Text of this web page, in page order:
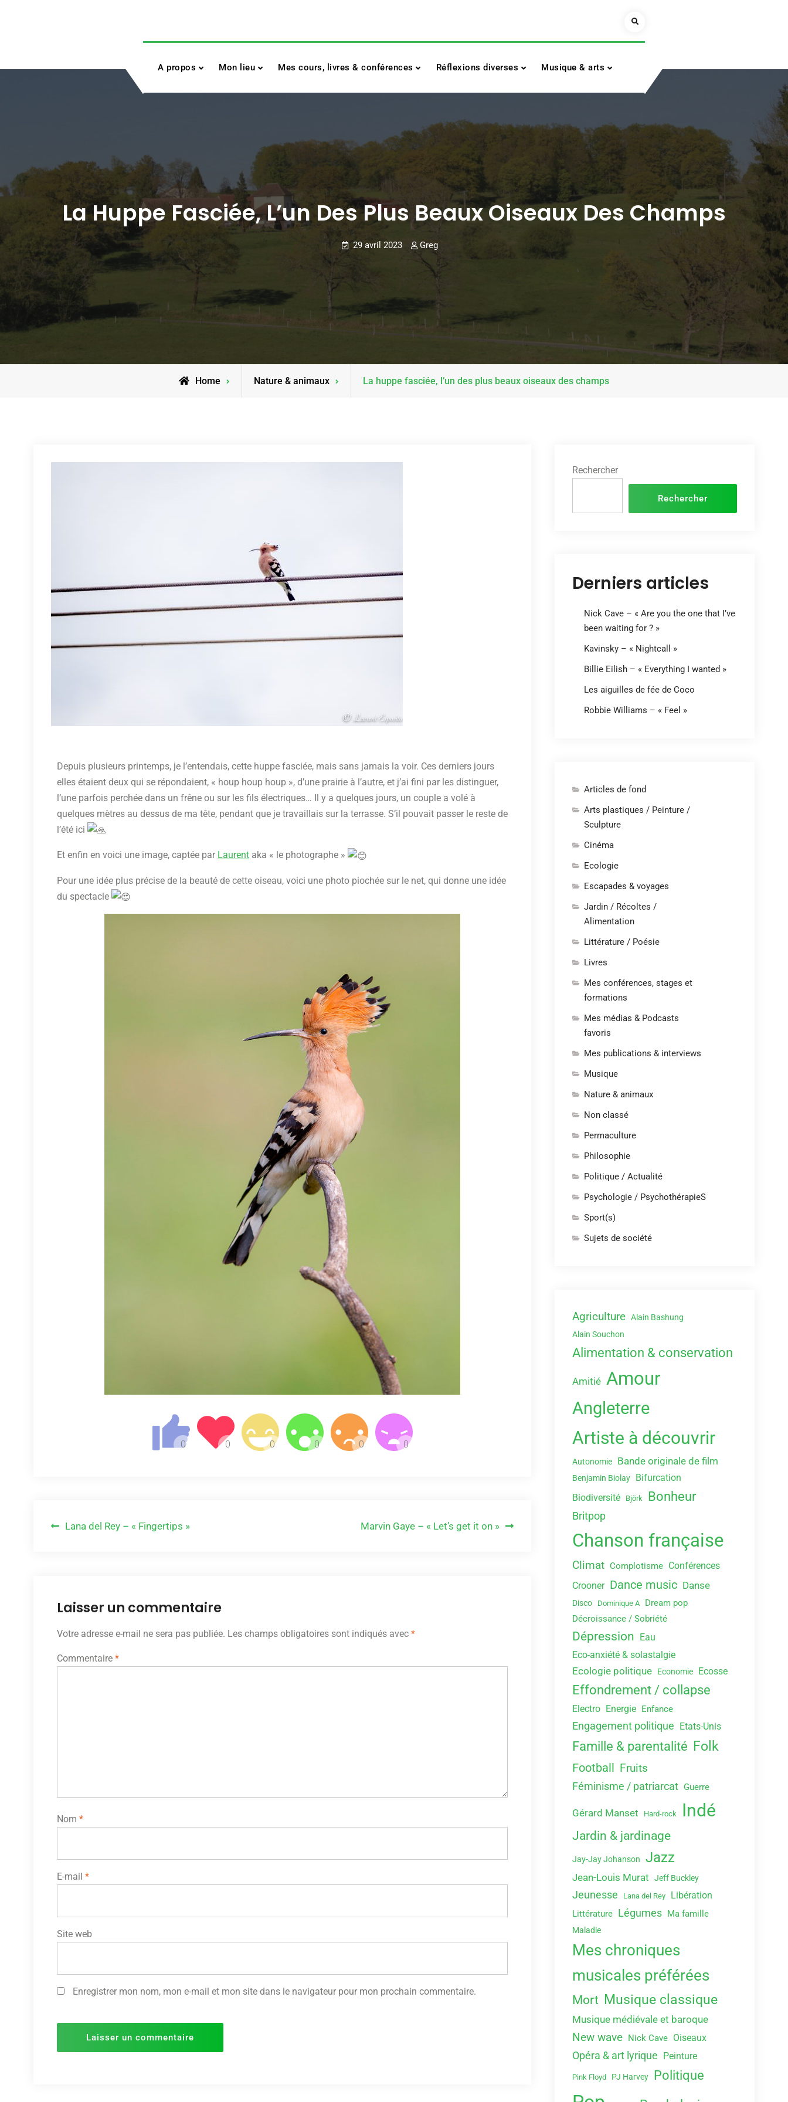
Search
A propos Mon lieu Mes cours, livres & conférences Réflexions diverses Musique & arts
La Huppe Fasciée, L’un Des Plus Beaux Oiseaux Des Champs
29 avril 2023 Greg
Home Nature & animaux La huppe fasciée, l’un des plus beaux oiseaux des champs
Depuis plusieurs printemps, je l’entendais, cette huppe fasciée, mais sans jamais la voir. Ces derniers jours
elles étaient deux qui se répondaient, « houp houp houp », d’une prairie à l’autre, et j’ai fini par les distinguer,
l’une parfois perchée dans un frêne ou sur les fils électriques… Il y a quelques jours, un couple a volé à
quelques mètres au dessus de ma tête, pendant que je travaillais sur la terrasse. S’il pouvait passer le reste de
l’été ici
Et enfin en voici une image, captée par Laurent aka « le photographe »
Pour une idée plus précise de la beauté de cette oiseau, voici une photo piochée sur le net, qui donne une idée
du spectacle
Navigation
Lana del Rey – « Fingertips » Marvin Gaye – « Let’s get it on »
Laisser un commentaire
Votre adresse e-mail ne sera pas publiée. Les champs obligatoires sont indiqués avec *
Commentaire *
Nom *
E-mail *
Site web
Enregistrer mon nom, mon e-mail et mon site dans le navigateur pour mon prochain commentaire.
Rechercher
Rechercher
Derniers articles
Nick Cave – « Are you the one that I’ve
been waiting for ? »
Kavinsky – « Nightcall »
Billie Eilish – « Everything I wanted »
Les aiguilles de fée de Coco
Robbie Williams – « Feel »
Articles de fond
Arts plastiques / Peinture /
Sculpture
Cinéma
Ecologie
Escapades & voyages
Jardin / Récoltes /
Alimentation
Littérature / Poésie
Livres
Mes conférences, stages et
formations
Mes médias & Podcasts
favoris
Mes publications & interviews
Musique
Nature & animaux
Non classé
Permaculture
Philosophie
Politique / Actualité
Psychologie / PsychothérapieS
Sport(s)
Sujets de société
Agriculture Alain Bashung
Alain Souchon
Alimentation & conservation
Amitié Amour
Angleterre
Artiste à découvrir
Autonomie Bande originale de film
Benjamin Biolay
Bifurcation
Biodiversité
Björk Bonheur
Britpop
Chanson française
Climat Complotisme Conférences
Crooner Dance music Danse
Disco Dominique A
Dream pop
Décroissance / Sobriété
Dépression Eau
Eco-anxiété & solastalgie
Ecologie politique Economie Ecosse
Effondrement / collapse
Electro Energie Enfance
Engagement politique Etats-Unis
Famille & parentalité Folk
Football Fruits
Féminisme / patriarcat Guerre
Gérard Manset Hard-rock Indé
Jardin & jardinage
Jay-Jay Johanson Jazz
Jean-Louis Murat Jeff Buckley
Jeunesse Lana del Rey Libération
Littérature Légumes Ma famille
Maladie
Mes chroniques
musicales préférées
Mort Musique classique
Musique médiévale et baroque
New wave Nick Cave Oiseaux
Opéra & art lyrique Peinture
Pink Floyd PJ Harvey Politique